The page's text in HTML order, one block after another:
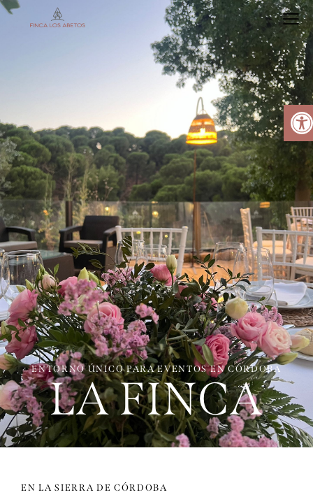
Abrir barra de herramientas
ENTORNO ÚNICO PARA EVENTOS EN CÓRDOBA
LA FINCA
EN LA SIERRA DE CÓRDOBA